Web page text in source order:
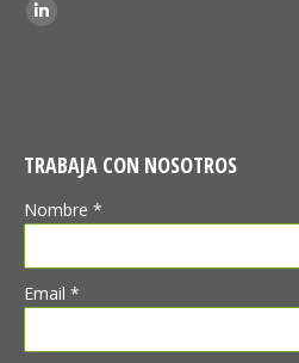
Encuéntranos en:
Linkedin
TRABAJA CON NOSOTROS
Nombre *
Email *